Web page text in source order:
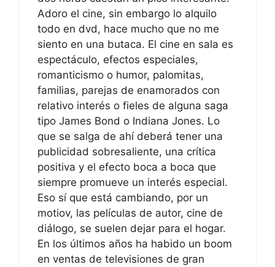
Adoro el cine, sin embargo lo alquilo
todo en dvd, hace mucho que no me
siento en una butaca. El cine en sala es
espectáculo, efectos especiales,
romanticismo o humor, palomitas,
familias, parejas de enamorados con
relativo interés o fieles de alguna saga
tipo James Bond o Indiana Jones. Lo
que se salga de ahí deberá tener una
publicidad sobresaliente, una crítica
positiva y el efecto boca a boca que
siempre promueve un interés especial.
Eso sí que está cambiando, por un
motiov, las películas de autor, cine de
diálogo, se suelen dejar para el hogar.
En los últimos años ha habido un boom
en ventas de televisiones de gran